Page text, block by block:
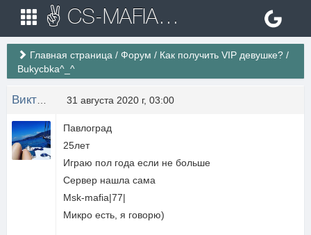
✌ CS-MAFIA.RU ✌ Игровые сервера Counter Strike 1.6
Главная страница / Форум / Как получить VIP девушке? /
Bukycbka^_^
31 августа 2020 г, 03:00
Павлоград
25лет
Играю пол года если не больше
Сервер нашла сама
Msk-mafia|77|
Микро есть, я говорю)